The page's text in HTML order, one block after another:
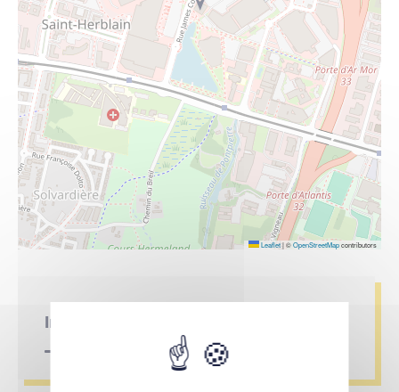
Infos pratiques
Leaflet|©OpenStreetMapcontributors